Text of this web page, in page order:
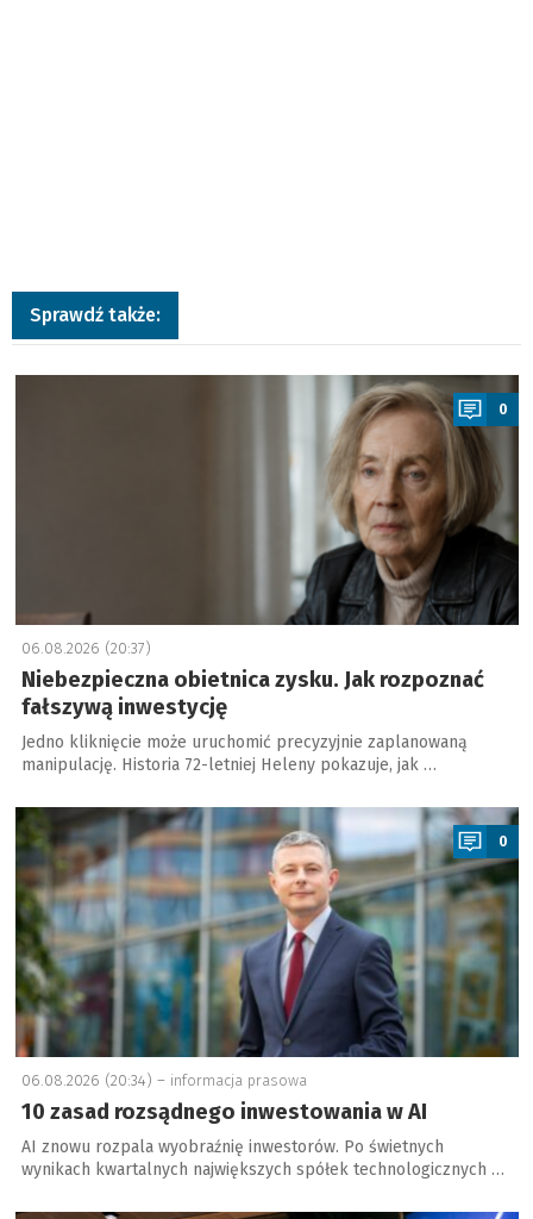
Sprawdź także:
a
0
06.08.2026 (20:37)
Niebezpieczna obietnica zysku. Jak rozpoznać
fałszywą inwestycję
Jedno kliknięcie może uruchomić precyzyjnie zaplanowaną
manipulację. Historia 72-letniej Heleny pokazuje, jak …
a
0
06.08.2026 (20:34) – informacja prasowa
10 zasad rozsądnego inwestowania w AI
AI znowu rozpala wyobraźnię inwestorów. Po świetnych
wynikach kwartalnych największych spółek technologicznych …
a